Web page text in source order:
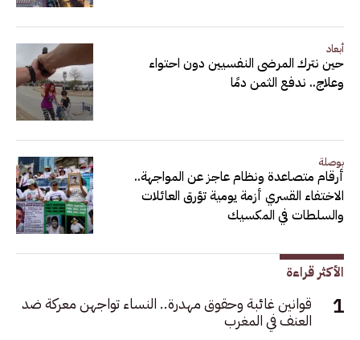
أبعاد
حين نترك المرضى النفسيين دون احتواء
وعلاج.. ندفع الثمن دمًا
بوصلة
أرقام متصاعدة ونظام عاجز عن المواجهة..
الاختفاء القسري أزمة يومية تؤرق العائلات
والسلطات في المكسيك
الأكثر قراءة
قوانين غائبة وحقوق مهدرة.. النساء تواجهن معركة ضد
العنف في المغرب